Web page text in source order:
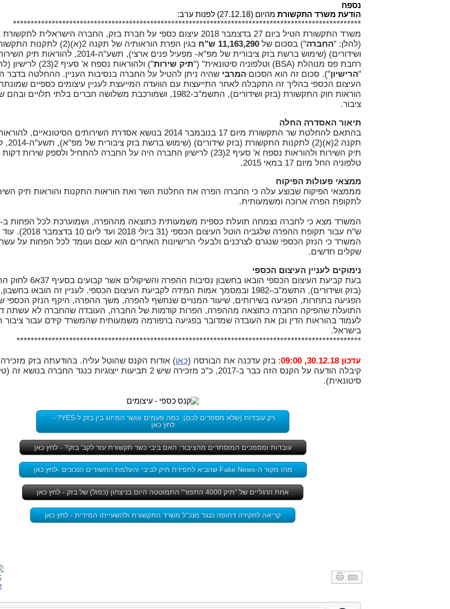
נספח
הודעת משרד התקשורת מהיום (27.12.18) לפנות ערב:
***************************************************************************************************
משרד התקשורת הטיל ביום 27 בדצמבר 2018 עיצום כספי על חברת בזק, החברה הישראלית
(להלן: "החברה") בסכום של11,163,290 ש"ח
בגין הפרת הוראותיה של תקנה 2(א)(2)
ושידורים) (שימוש ברשת בזק ציבורית של מפ"א- מפעיל פנים ארצי), תשע"ה-
רחבת פס מנוהלת (BSA) וטלפוניה סיטונאית" ("
תיק שירות
") ולהוראות נספח א' סעיף 2(23)
"הרישיון"). סכום זה הוא הסכוםהמרבישהיה ניתן להטיל על החברה בנסיבות העניין. ההחלטה בדבר
העיצום הכספי בהליך זה התקבלה לאחר התייעצות עם הוועדה המייעצת לעניין עיצומים כספיים
הוראות חוק התקשורת (בזק ושידורים), התשמ"ב-1982, ושמורכבת משלושה חברים בלתי תלויים
ציבור.
תיאור האסדרה החלה
בהתאם להחלטת שר התקשורת מיום 17 בנובמבר 2014 בנושא אסדרת השירותים הסיטונאיים,
תקנה 2(א)(2)
תיק השירות ולהוראות נספח א' סעיף 2(23) לרישיון החברה היה על החברה להתחיל ולספק שירות
טלפוניה החל מיום 17 במאי 2015.
ממצאי פעולות הפיקוח
מממצאי הפיקוח שבוצע עלה כי החברה הפרה את החלטת השר ואת הוראות התקנות והוראות תיק
לתקופת הפרה ארוכה ומשמעותית.
ש"ח עבור תקופת ההפרה שלגביה הוטל העיצום הכספי
המשרד כי הנזק הכספי שנגרם לצרכנים ולבעלי הרישיונות האחרים הוא עצום ועומד לכל הפחות על
שקלים חדשים.
נימוקים לעניין העיצום הכספי
בעת קביעת העיצום הכספי הובאו בחשבון נסיבות
(בזק ושידורים), התשמ"ב–1982 ובמסמך אמות המידה לקביעת העיצום הכספי. לעניין זה הובאו
הפגיעה בתחרות, הפגיעה בשירותים, שיעור המנויים שנחשף להפרה, משך ההפרה, היקף הנזק הכספי
התועלת שהפיקה החברה כתוצאה מההפרה, הפרות קודמות של החברה, העובדה שהחברה לא עשתה
לעמוד בהוראות הדין וכן את העובדה שמדובר בפגיעה ברפורמה משמעותית שהמשרד קידם עבור ציבור
בישראל.
**************************************************************************************************
עדכון 30.12.18, 09:00 : בזק עדכנה את הבורסה (כאן) אודות הקנס שהוטל עליה. בהודעתה בזק
קיבלה הודעה על הקנס הזה כבר ב-2017, כ"כ מזכירה שיש 2 תביעות ייצוגיות כנגד החברה
סיטונאית).
רק עובדות (שלא מספרים לכם): כמה פעמים אושר המיזוג בין בזק ל-YES? -
לחץ כאן
עובדות ומסמכים המוסתרים מהציבור: האם ביבי כשר תקשורת עזר לקב' בזק? - לחץ כאן
מהו מקור ה-Fake News שהביא לתפירת תיק לביבי והעלמת החשודים הנכונים -לחץ כאן
אחת הרגליים של "תיק 4000 התפור" התמוטטה היום בניצחון (כפול) של בזק - לחץ כאן
קריאה לחקירה דחופה כנגד מנכ"ל משרד התקשורת ולהשעייתו המידית - לחץ כאן